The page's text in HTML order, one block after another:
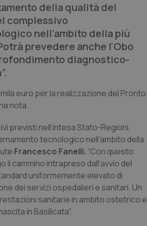
della qualità del
complessivo
nell’ambito della più
prevedere anche l'Obo
diagnostico-
euro per la realizzazione del Pronto
nota.
previsti nell’intesa Stato-Regioni,
tecnologico nell’ambito della
Francesco Fanelli. “Con questo
cammino intrapreso dall’avvio del
uniformemente elevato di
dei servizi ospedalieri e sanitari. Un
sanitarie in ambito ostetrico e
in Basilicata”.